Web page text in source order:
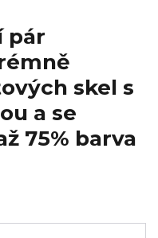
pár
skel s
a se
75% barva